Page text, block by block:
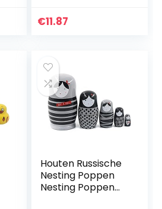
Matroesjka Nesten
Speelgoed voor
Kids
€11.87
Houten Russische
Nesting Poppen
Nesting Poppen